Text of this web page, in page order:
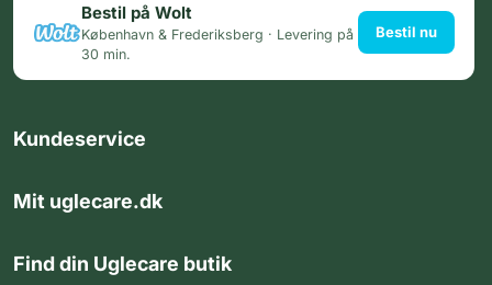
Bestil på Wolt
København & Frederiksberg · Levering på
30 min.
Bestil nu
Kundeservice
Mit uglecare.dk
Find din Uglecare butik